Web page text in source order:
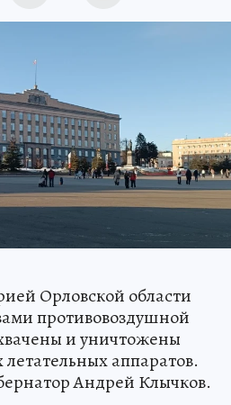
Орловской области
противовоздушной
и уничтожены
аппаратов.
Андрей Клычков.